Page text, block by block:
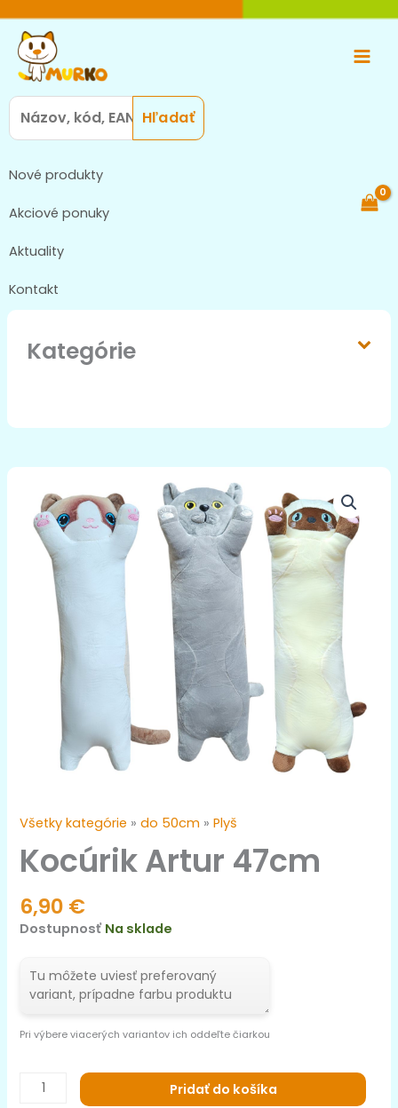
obsah
Main
Search
for:
Nové produkty
Akciové ponuky
Aktuality
Kontakt
Kategórie
Všetky kategórie »do 50cm »Plyš
Kocúrik Artur 47cm
6,90 €
Dostupnosť Na sklade
Pri výbere viacerých variantov ich oddeľte čiarkou
Kocúrik
Artur
47cm
Pridať do košíka